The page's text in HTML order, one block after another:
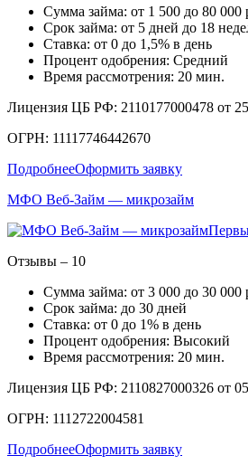
Сумма займа: от 1 500 до 80 000
Срок займа: от 5 дней до 18
Ставка: от 0 до 1,5% в день
Процент одобрения: Средний
Время рассмотрения: 20 мин.
Лицензия ЦБ РФ: 2110177000478 от
ОГРН: 11117746442670
ПодробнееОформить заявку
МФО Веб-Займ — микрозайм
Отзывы – 10
Сумма займа: от 3 000 до 30 000
Срок займа: до 30 дней
Ставка: от 0 до 1% в день
Процент одобрения: Высокий
Время рассмотрения: 20 мин.
Лицензия ЦБ РФ: 2110827000326 от
ОГРН: 1112722004581
ПодробнееОформить заявку